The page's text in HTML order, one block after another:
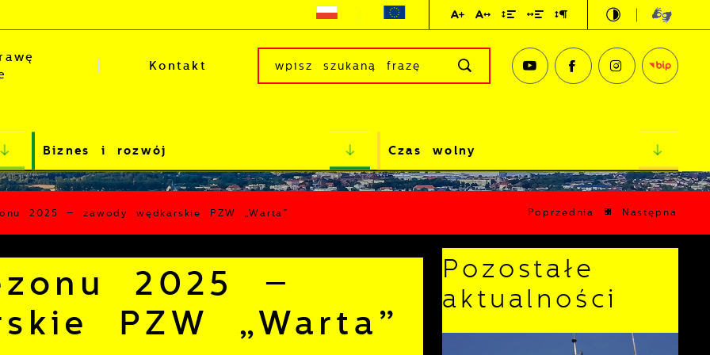
Kontakt
Biznes i rozwój Czas wolny
2025 – zawody wędkarskie PZW „Warta” Poprzednia Następna
2025 –
PZW „Warta”
Pozostałe
aktualności